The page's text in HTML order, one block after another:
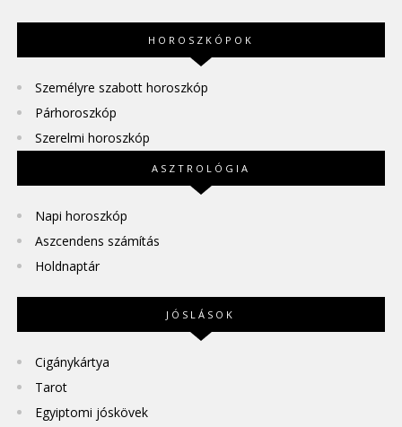
HOROSZKÓPOK
Személyre szabott horoszkóp
Párhoroszkóp
Szerelmi horoszkóp
ASZTROLÓGIA
Napi horoszkóp
Aszcendens számítás
Holdnaptár
JÓSLÁSOK
Cigánykártya
Tarot
Egyiptomi jóskövek